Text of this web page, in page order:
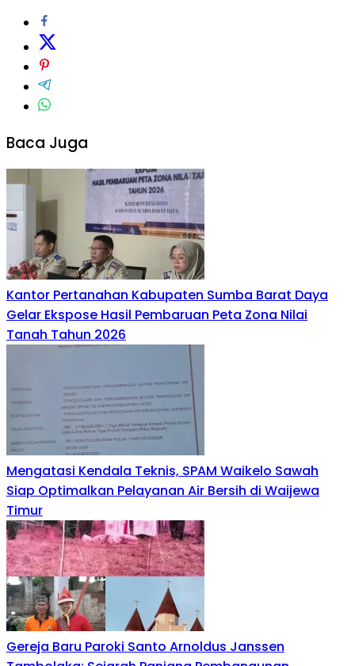
Baca Juga
Kantor Pertanahan Kabupaten Sumba Barat Daya
Gelar Ekspose Hasil Pembaruan Peta Zona Nilai
Tanah Tahun 2026
Mengatasi Kendala Teknis, SPAM Waikelo Sawah
Siap Optimalkan Pelayanan Air Bersih di Waijewa
Timur
Gereja Baru Paroki Santo Arnoldus Janssen